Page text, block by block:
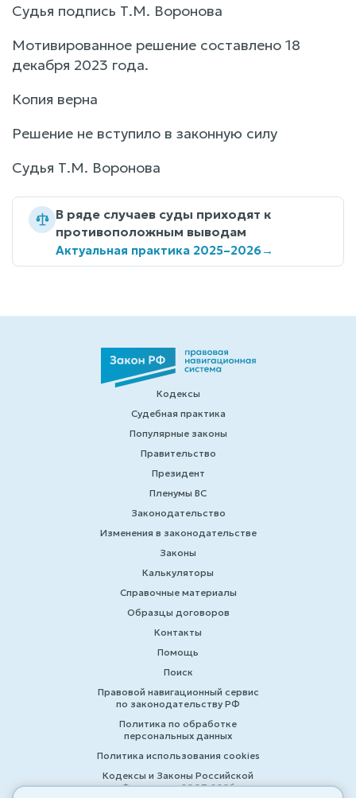
Судья подпись Т.М. Воронова
Мотивированное решение составлено 18
декабря 2023 года.
Копия верна
Решение не вступило в законную силу
Судья Т.М. Воронова
В ряде случаев суды приходят к
противоположным выводам
Актуальная практика 2025–2026→
Кодексы
Судебная практика
Популярные законы
Правительство
Президент
Пленумы ВС
Законодательство
Изменения в законодательстве
Законы
Калькуляторы
Справочные материалы
Образцы договоров
Контакты
Помощь
Поиск
Правовой навигационный сервис
по законодательству РФ
Политика по обработке
персональных данных
Политика использования cookies
Кодексы и Законы Российской
Федерации 2007-2026